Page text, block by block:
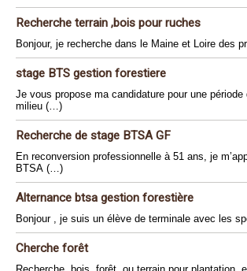
Recherche terrain ,bois pour ruches
Bonjour, je recherche dans le Maine et Loire des
stage BTS gestion forestiere
Je vous propose ma candidature pour une période
milieu (…)
Recherche de stage BTSA GF
En reconversion professionnelle à 51 ans, je
BTSA (…)
Alternance btsa gestion forestière
Bonjour , je suis un élève de terminale avec les
Cherche forêt